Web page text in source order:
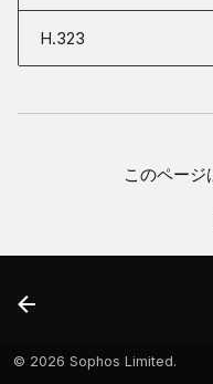
H.323
このページ
© 2026 Sophos Limited.